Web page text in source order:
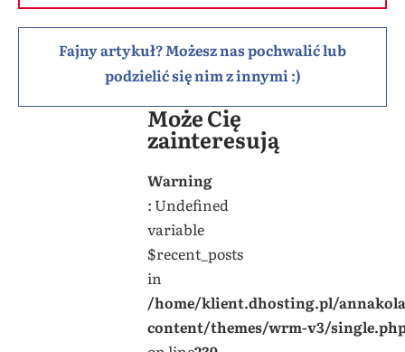
Fajny artykuł? Możesz nas pochwalić lub
podzielić się nim z innymi :)
Może Cię
zainteresują
Warning
: Undefined
variable
$recent_posts
in
/home/klient.dhosting.pl/
content/themes/wrm-v3/